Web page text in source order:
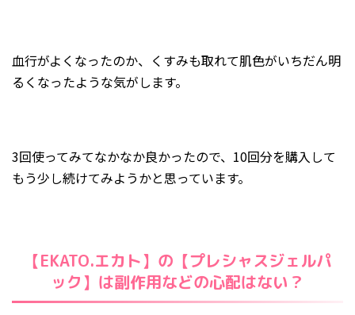
血行がよくなったのか、くすみも取れて肌色がいちだん明
るくなったような気がします。
3回使ってみてなかなか良かったので、10回分を購入して
もう少し続けてみようかと思っています。
【EKATO.エカト】の【プレシャスジェルパ
ック】は副作用などの心配はない？